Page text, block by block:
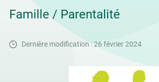
Famille / Parentalité
Dernière modification : 26 février 2024